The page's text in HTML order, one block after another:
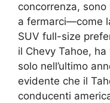
concorrenza,
a fermarci—come
SUV full-size
il Chevy Tahoe,
solo nell’ultimo
evidente che il
conducenti